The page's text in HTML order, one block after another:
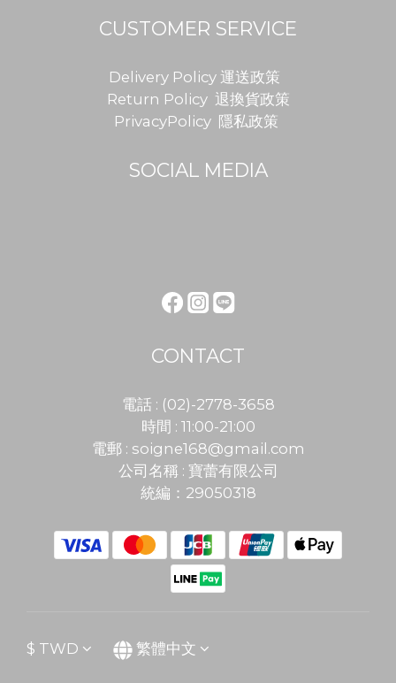
CUSTOMER SERVICE
Delivery Policy 運送政策
Return Policy 退換貨政策
PrivacyPolicy 隱私政策
SOCIAL MEDIA
CONTACT
電話 : (02)-2778-3658
時間 : 11:00-21:00
電郵 : soigne168@gmail.com
公司名稱 : 寶蕾有限公司
統編：29050318
$ TWD 繁體中文